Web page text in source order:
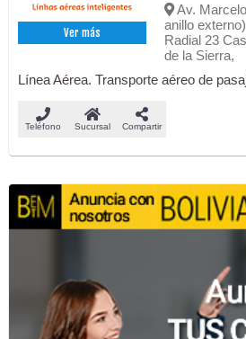
Ver más
Av.
anillo
Radial 23
de la Sierra,
Línea Aérea. Transporte aéreo de
Teléfono Sucursal Compartir